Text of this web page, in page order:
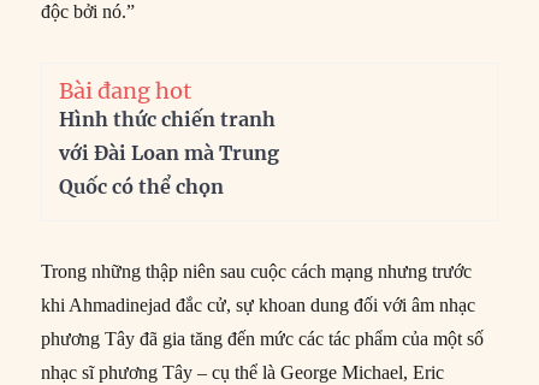
độc bởi nó.”
Bài đang hot
Hình thức chiến tranh
với Đài Loan mà Trung
Quốc có thể chọn
Trong những thập niên sau cuộc cách mạng nhưng trước
khi Ahmadinejad đắc cử, sự khoan dung đối với âm nhạc
phương Tây đã gia tăng đến mức các tác phẩm của một số
nhạc sĩ phương Tây – cụ thể là George Michael, Eric